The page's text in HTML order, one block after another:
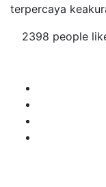
terpercaya
2398 people